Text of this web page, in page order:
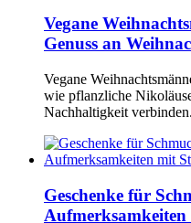
Vegane
Genuss an
Vegane
wie pflanzliche
Nachhaltigkeit verbinden.
Geschenke für